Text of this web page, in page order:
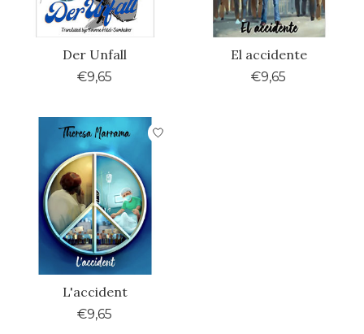
Der Unfall
€9,65
El accidente
€9,65
L'accident
€9,65